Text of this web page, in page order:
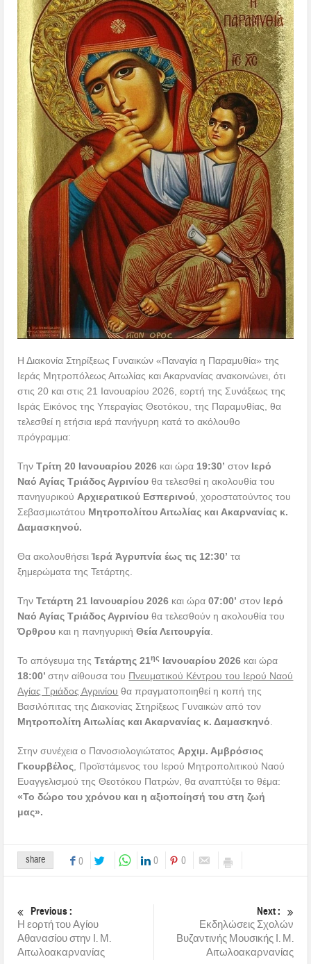
Η Διακονία Στηρίξεως Γυναικών «Παναγία η Παραμυθία» της
Ιεράς Μητροπόλεως Αιτωλίας και Ακαρνανίας ανακοινώνει, ότι
στις 20 και στις 21 Ιανουαρίου 2026, εορτή της Συνάξεως της
Ιεράς Εικόνος της Υπεραγίας Θεοτόκου, της Παραμυθίας, θα
τελεσθεί η ετήσια ιερά πανήγυρη κατά το ακόλουθο
πρόγραμμα:
ΤηνΤρίτη 20 Ιανουαρίου 2026 και ώρα 19:30’ στον Ιερό
Ναό Αγίας Τριάδος Αγρινίουθα τελεσθεί η ακολουθία του
πανηγυρικού Αρχιερατικού Εσπερινού , χοροστατούντος του
Σεβασμιωτάτου Μητροπολίτου Αιτωλίας και Ακαρνανίας κ.
Δαμασκηνού.
Θα ακολουθήσειἹερά Ἀγρυπνία έως τις 12:30’ τα
ξημερώματα της Τετάρτης.
ΤηνΤετάρτη 21 Ιανουαρίου 2026 και ώρα07:00’ στον Ιερό
Ναό Αγίας Τριάδος Αγρινίουθα τελεσθούν η ακολουθία του
Όρθρου και η πανηγυρικήΘεία Λειτουργία
Το απόγευμα τηςΤετάρτης 21ης Ιανουαρίου 2026 και ώρα
18:00’στην αίθουσα του Πνευματικού Κέντρου του Ιερού Ναού
Αγίας Τριάδος Αγρινίου θα πραγματοποιηθεί η κοπή της
Βασιλόπιτας της Διακονίας Στηρίξεως Γυναικών από τον
Μητροπολίτη Αιτωλίας και Ακαρνανίας κ. Δαμασκηνό
Στην συνέχεια ο Πανοσιολογιώτατος Αρχιμ. Αμβρόσιος
Γκουρβέλος , Προϊστάμενος του Ιερού Μητροπολιτικού Ναού
Ευαγγελισμού της Θεοτόκου Πατρών, θα αναπτύξει το θέμα:
«Το δώρο του χρόνου και η αξιοποίησή του στη ζωή
μας».
share 0 0 0
Previous :
Η εορτή του Αγίου
Αθανασίου στην Ι. Μ.
Αιτωλοακαρνανίας
Next :
Εκδηλώσεις Σχολών
Βυζαντινής Μουσικής Ι. Μ.
Αιτωλοακαρνανίας